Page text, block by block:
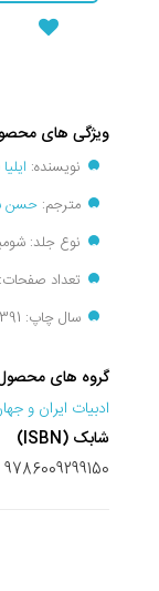
ویژگی های
نویسنده:
مترجم: حسن
نوع جلد:
تعداد صفحات: 192
سال چاپ: 1391
گروه های
ادبيات ايران و
شابک (ISBN)
9786009299150